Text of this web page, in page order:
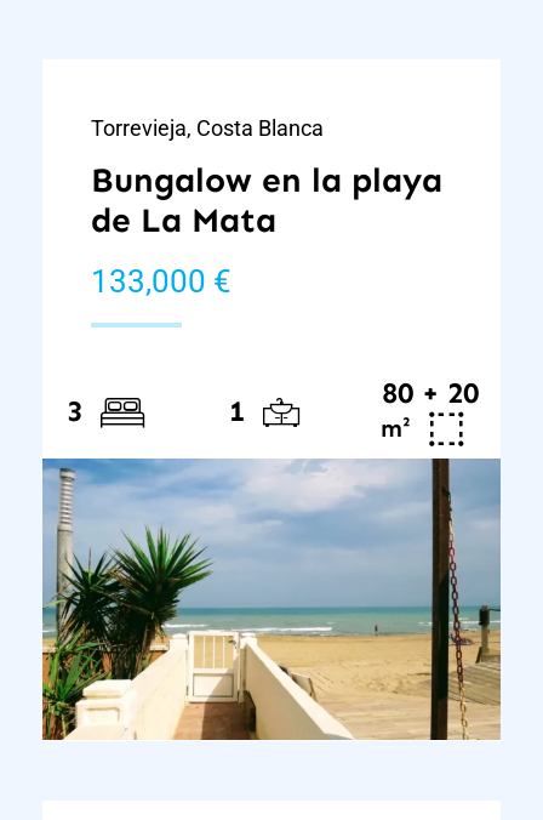
Torrevieja, Costa Blanca
Bungalow en la playa
de La Mata
133,000 €
3 1
80 + 20
m²